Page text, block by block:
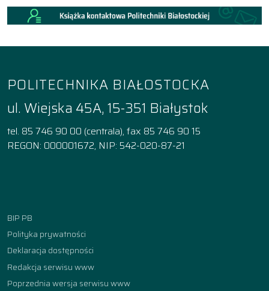
POLITECHNIKA BIAŁOSTOCKA
ul. Wiejska 45A, 15-351 Białystok
tel. 85 746 90 00 (centrala), fax 85 746 90 15
REGON: 000001672, NIP: 542-020-87-21
BIP PB
Polityka prywatności
Deklaracja dostępności
Redakcja serwisu www
Poprzednia wersja serwisu www